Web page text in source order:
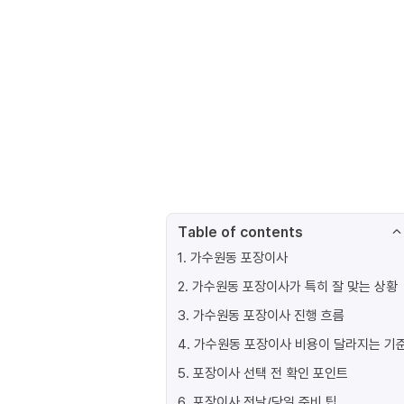
Table of contents
1. 가수원동 포장이사
2. 가수원동 포장이사가 특히 잘 맞는 상황
3. 가수원동 포장이사 진행 흐름
4. 가수원동 포장이사 비용이 달라지는 기
5. 포장이사 선택 전 확인 포인트